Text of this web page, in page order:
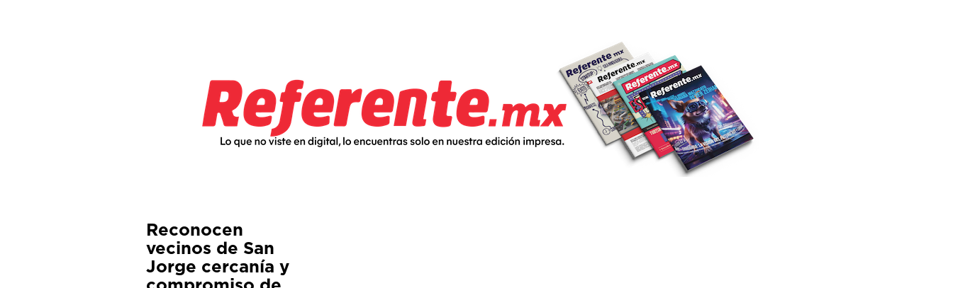
Reconocen
vecinos de San
Jorge cercanía y